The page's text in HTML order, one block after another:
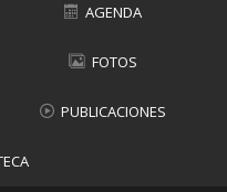
AGENDA
FOTOS
PUBLICACIONES